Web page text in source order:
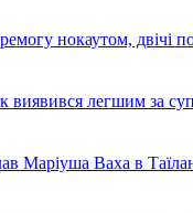
нокаутом, двічі
виявився легшим за
Маріуша Ваха в